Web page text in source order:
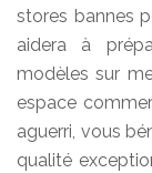
stores bannes
aidera à
modèles sur
espace
aguerri, vous
qualité